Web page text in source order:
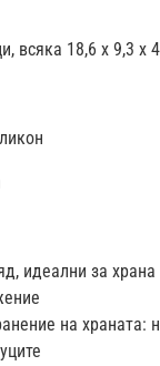
всяка 18,6 x 9,3 x
идеални за
на храната: